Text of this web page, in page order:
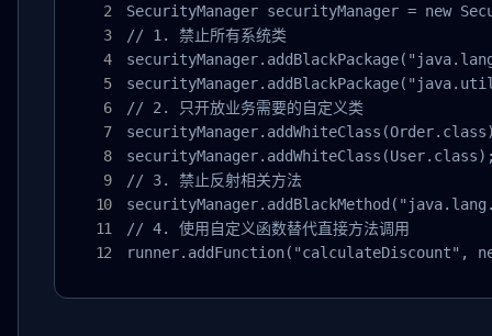
SecurityManager securityManager = new
// 1. 禁止所有系统类
// 2. 只开放业务需要的自定义类
// 3. 禁止反射相关方法
// 4. 使用自定义函数替代直接方法调用
runner.addFunction("calculateDiscount",